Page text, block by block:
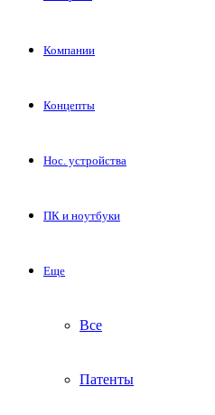
Компании
Концепты
Нос. устройства
ПК и ноутбуки
Еще
Все
Патенты